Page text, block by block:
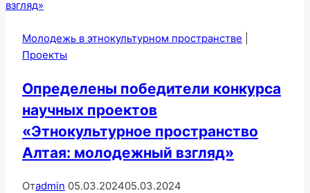
Молодежь в этнокультурном пространстве
Проекты
Определены победители конкурса
научных проектов
«Этнокультурное пространство
Алтая: молодежный взгляд»
Отadmin 05.03.202405.03.2024